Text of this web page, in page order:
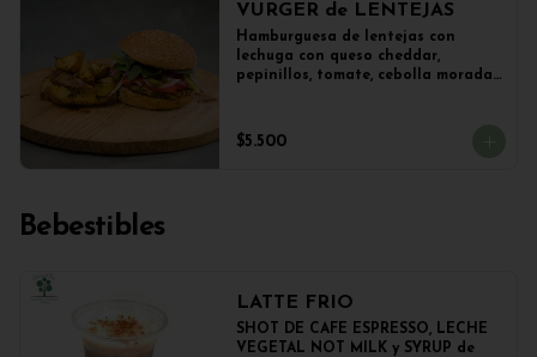
VURGER de LENTEJAS
Hamburguesa de lentejas con
lechuga con queso cheddar,
pepinillos, tomate, cebolla morada
$5.500
Bebestibles
LATTE FRIO
SHOT DE CAFE ESPRESSO, LECHE
VEGETAL NOT MILK y SYRUP de